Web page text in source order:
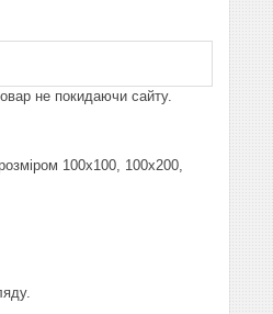
не покидаючи сайту.
100x100, 100x200,